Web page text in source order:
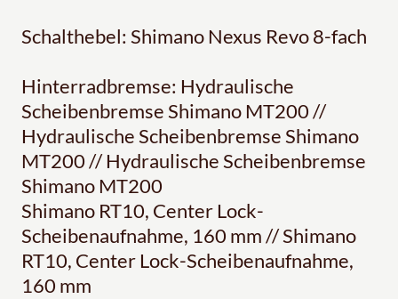
Schalthebel: Shimano Nexus Revo 8-fach
Hinterradbremse: Hydraulische
Scheibenbremse Shimano MT200 //
Hydraulische Scheibenbremse Shimano
MT200 // Hydraulische Scheibenbremse
Shimano MT200
Shimano RT10, Center Lock-
Scheibenaufnahme, 160 mm // Shimano
RT10, Center Lock-Scheibenaufnahme,
160 mm